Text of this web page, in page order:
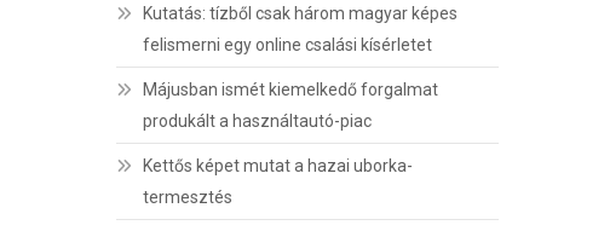
Kutatás: tízből csak három magyar képes
felismerni egy online csalási kísérletet
Májusban ismét kiemelkedő forgalmat
produkált a használtautó-piac
Kettős képet mutat a hazai uborka-
termesztés